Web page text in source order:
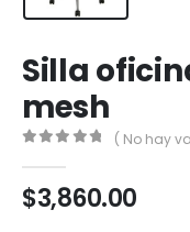
Silla
mesh
( No hay
$3,860.00